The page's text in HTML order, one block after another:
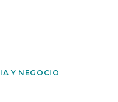
Y NEGOCIO